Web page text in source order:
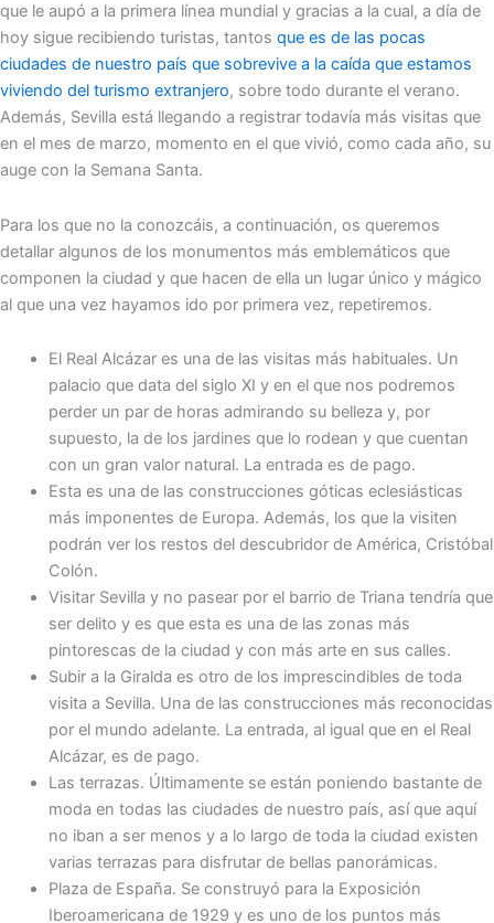
que le aupó a la primera línea mundial y gracias a la cual, a día de
hoy sigue recibiendo turistas, tantos que es de las pocas
ciudades de nuestro país que sobrevive a la caída que estamos
viviendo del turismo extranjero, sobre todo durante el verano.
Además, Sevilla está llegando a registrar todavía más visitas que
en el mes de marzo, momento en el que vivió, como cada año, su
auge con la Semana Santa.
Para los que no la conozcáis, a continuación, os queremos
detallar algunos de los monumentos más emblemáticos que
componen la ciudad y que hacen de ella un lugar único y mágico
al que una vez hayamos ido por primera vez, repetiremos.
El Real Alcázar es una de las visitas más habituales. Un
palacio que data del siglo XI y en el que nos podremos
perder un par de horas admirando su belleza y, por
supuesto, la de los jardines que lo rodean y que cuentan
con un gran valor natural. La entrada es de pago.
Esta es una de las construcciones góticas eclesiásticas
más imponentes de Europa. Además, los que la visiten
podrán ver los restos del descubridor de América, Cristóbal
Colón.
Visitar Sevilla y no pasear por el barrio de Triana tendría que
ser delito y es que esta es una de las zonas más
pintorescas de la ciudad y con más arte en sus calles.
Subir a la Giralda es otro de los imprescindibles de toda
visita a Sevilla. Una de las construcciones más reconocidas
por el mundo adelante. La entrada, al igual que en el Real
Alcázar, es de pago.
Las terrazas. Últimamente se están poniendo bastante de
moda en todas las ciudades de nuestro país, así que aquí
no iban a ser menos y a lo largo de toda la ciudad existen
varias terrazas para disfrutar de bellas panorámicas.
Plaza de España. Se construyó para la Exposición
Iberoamericana de 1929 y es uno de los puntos más